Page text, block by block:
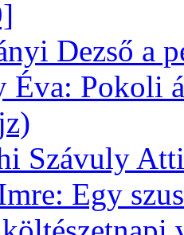
Dezső a
Éva: Pokoli
Szávuly
Egy